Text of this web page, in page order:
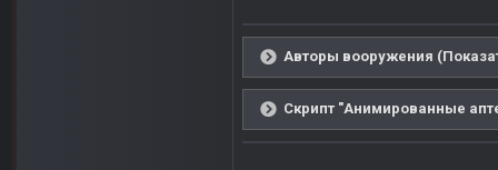
Авторы вооружения
Скрипт "Анимированные